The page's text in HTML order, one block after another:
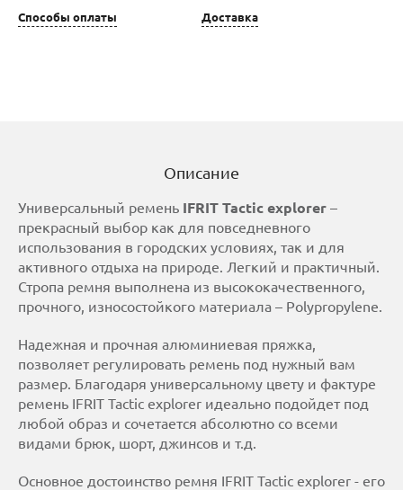
Способы оплаты Доставка
Описание
Универсальный ремень IFRIT Tactic explorer –
прекрасный выбор как для повседневного
использования в городских условиях, так и для
активного отдыха на природе. Легкий и практичный.
Стропа ремня выполнена из высококачественного,
прочного, износостойкого материала – Polypropylene.
Надежная и прочная алюминиевая пряжка,
позволяет регулировать ремень под нужный вам
размер. Благодаря универсальному цвету и фактуре
ремень IFRIT Tactic explorer идеально подойдет под
любой образ и сочетается абсолютно со всеми
видами брюк, шорт, джинсов и т.д.
Основное достоинство ремня IFRIT Tactic explorer - его